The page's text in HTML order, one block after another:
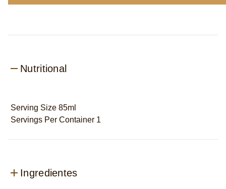
Nutritional
Serving Size 85ml
Servings Per Container 1
Ingredientes